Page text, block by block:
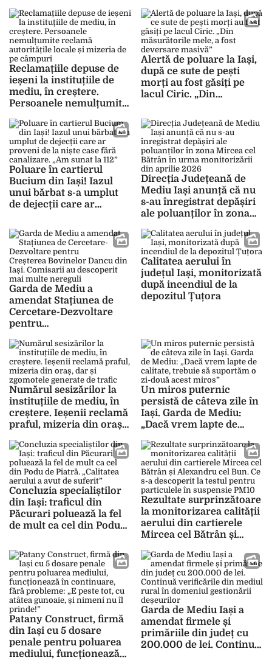
Reclamațiile depuse de
ieșeni la instituțiile de
mediu, în creștere.
Persoanele nemulțumite
locale și mizeria de pe
câmpuri
Alertă de poluare la Iași,
după ce sute de pești
morți au fost găsiți pe
lacul Ciric. „Din
deversare masivă”
Poluare în cartierul
Bucium din Iași! Iazul
unui bărbat s-a umplut
de dejecții care ar
fără canalizare. „Am
sunat la 112”
Direcția Județeană de
Mediu Iași anunță că nu
s-au înregistrat depășiri
ale poluanților în zona
urma monitorizării din
aprilie 2026
Garda de Mediu a
amendat Stațiunea de
Cercetare-Dezvoltare
pentru
Dancu din Iași. Comisarii
au descoperit mai multe
nereguli
Calitatea aerului în
județul Iași, monitorizată
după incendiul de la
depozitul Țuțora
Numărul sesizărilor la
instituțiile de mediu, în
creștere. Ieșenii reclamă
praful, mizeria din oraș,
generate de trafic
Un miros puternic
persistă de câteva zile în
Iași. Garda de Mediu:
„Dacă vrem lapte de
suportăm o zi-două acest
miros”
Concluzia specialiștilor
din Iași: traficul din
Păcurari poluează la fel
de mult ca cel din Podu
aerului a avut de suferit”
Rezultate surprinzătoare
la monitorizarea calității
aerului din cartierele
Mircea cel Bătrân și
descoperit la testul
pentru particulele în
suspensie PM10
Patany Construct, firmă
din Iași cu 5 dosare
penale pentru poluarea
mediului, funcționează
Garda de Mediu Iași a
amendat firmele și
primăriile din județ cu
200.000 de lei. Continuă